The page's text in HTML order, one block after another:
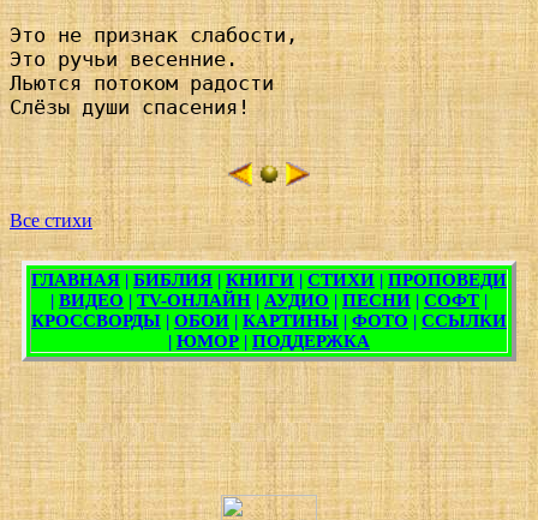
Это не признак слабости,
Это ручьи весенние.
Льются потоком радости
Слёзы души спасения!
Все стихи